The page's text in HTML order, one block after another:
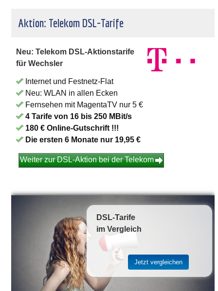
Aktion: Telekom DSL-Tarife
Neu: Telekom DSL-Aktionstarife
für Wechsler
Internet und Festnetz-Flat
Neu: WLAN in allen Ecken
Fernsehen mit MagentaTV nur 5 €
4 Tarife von 16 bis 250 MBit/s
180 € Online-Gutschrift !!!
Die ersten 6 Monate nur 19,95 €
Weiter zur DSL-Aktion bei der Telekom
DSL-Tarife
im Vergleich